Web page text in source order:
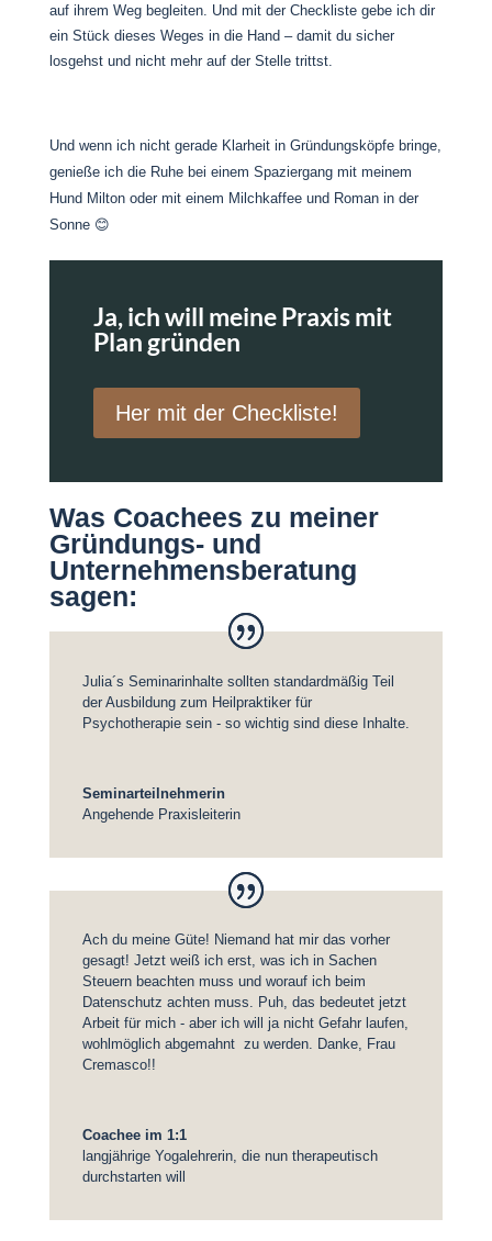
auf ihrem Weg begleiten. Und mit der Checkliste gebe ich dir
ein Stück dieses Weges in die Hand – damit du sicher
losgehst und nicht mehr auf der Stelle trittst.
Und wenn ich nicht gerade Klarheit in Gründungsköpfe bringe,
genieße ich die Ruhe bei einem Spaziergang mit meinem
Hund Milton oder mit einem Milchkaffee und Roman in der
Sonne 😊
Ja, ich will meine Praxis mit
Plan gründen
Her mit der Checkliste!
Was Coachees zu meiner
Gründungs- und
Unternehmensberatung
sagen:
Julia´s Seminarinhalte sollten standardmäßig Teil
der Ausbildung zum Heilpraktiker für
Psychotherapie sein - so wichtig sind diese Inhalte.
Seminarteilnehmerin
Angehende Praxisleiterin
Ach du meine Güte! Niemand hat mir das vorher
gesagt! Jetzt weiß ich erst, was ich in Sachen
Steuern beachten muss und worauf ich beim
Datenschutz achten muss. Puh, das bedeutet jetzt
Arbeit für mich - aber ich will ja nicht Gefahr laufen,
wohlmöglich abgemahnt zu werden. Danke, Frau
Cremasco!!
Coachee im 1:1
langjährige Yogalehrerin, die nun therapeutisch
durchstarten will